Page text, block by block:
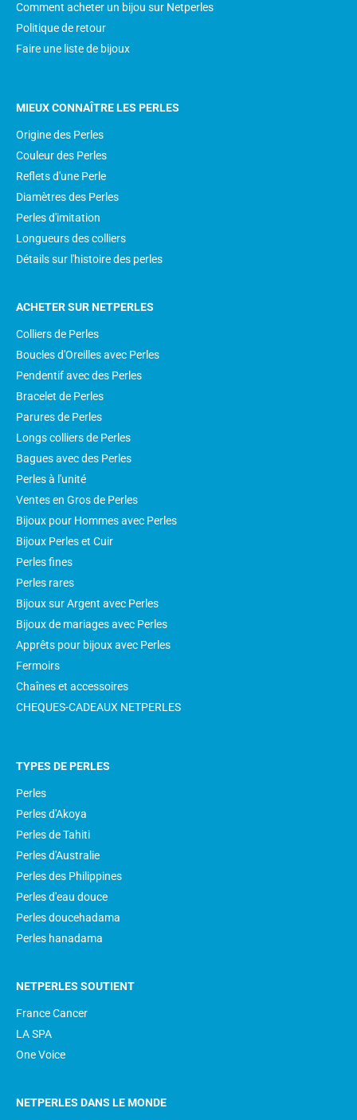
Comment acheter un bijou sur Netperles
Politique de retour
Faire une liste de bijoux
MIEUX CONNAÎTRE LES PERLES
Origine des Perles
Couleur des Perles
Reflets d'une Perle
Diamètres des Perles
Perles d'imitation
Longueurs des colliers
Détails sur l'histoire des perles
ACHETER SUR NETPERLES
Colliers de Perles
Boucles d'Oreilles avec Perles
Pendentif avec des Perles
Bracelet de Perles
Parures de Perles
Longs colliers de Perles
Bagues avec des Perles
Perles à l'unité
Ventes en Gros de Perles
Bijoux pour Hommes avec Perles
Bijoux Perles et Cuir
Perles fines
Perles rares
Bijoux sur Argent avec Perles
Bijoux de mariages avec Perles
Apprêts pour bijoux avec Perles
Fermoirs
Chaînes et accessoires
CHEQUES-CADEAUX NETPERLES
TYPES DE PERLES
Perles
Perles d'Akoya
Perles de Tahiti
Perles d'Australie
Perles des Philippines
Perles d'eau douce
Perles doucehadama
Perles hanadama
NETPERLES SOUTIENT
France Cancer
LA SPA
One Voice
NETPERLES DANS LE MONDE